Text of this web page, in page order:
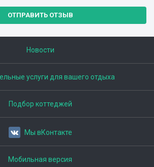
ОТПРАВИТЬ ОТЗЫВ
Новости
услуги для вашего отдыха
Подбор коттеджей
Мы вКонтакте
Мобильная версия